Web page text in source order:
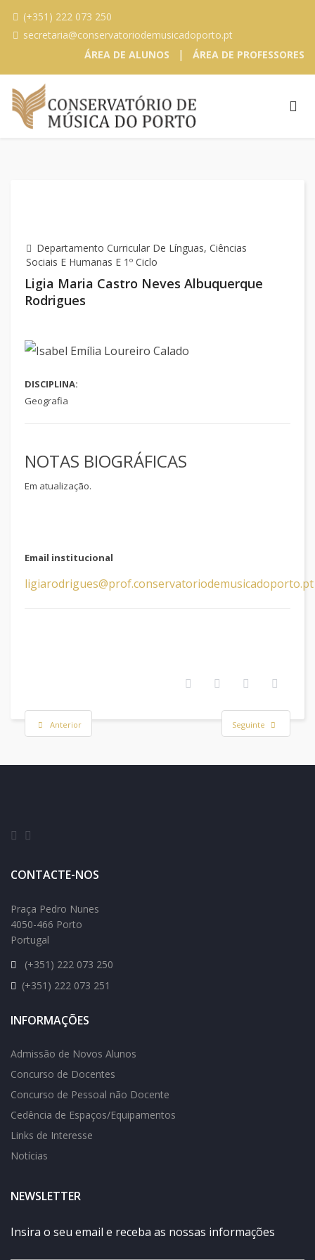
(+351) 222 073 250
secretaria@conservatoriodemusicadoporto.pt
ÁREA DE ALUNOS
| ÁREA DE PROFESSORES
Departamento Curricular De Línguas, Ciências
Sociais E Humanas E 1º Ciclo
Ligia Maria Castro Neves Albuquerque
Rodrigues
DISCIPLINA:
Geografia
NOTAS BIOGRÁFICAS
Em atualização.
Email institucional
ligiarodrigues@prof.conservatoriodemusicadoporto.pt
Anterior Seguinte
CONTACTE-NOS
Praça Pedro Nunes
4050-466 Porto
Portugal
(+351) 222 073 250
(+351) 222 073 251
INFORMAÇÕES
Admissão de Novos Alunos
Concurso de Docentes
Concurso de Pessoal não Docente
Cedência de Espaços/Equipamentos
Links de Interesse
Notícias
NEWSLETTER
Insira o seu email e receba as nossas informações